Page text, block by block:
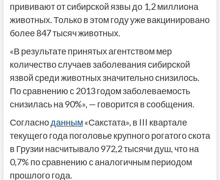
прививают от сибирской язвы до 1,2 миллиона
животных. Только в этом году уже вакцинировано
более 847 тысяч животных.
«В результате принятых агентством мер
количество случаев заболевания сибирской
язвой среди животных значительно снизилось.
По сравнению с 2013 годом заболеваемость
снизилась на 90%», — говорится в сообщения.
Согласноданным«Сакстата», в III квартале
текущего года поголовье крупного рогатого скота
в Грузии насчитывало 972,2 тысячи душ, что на
0,7% по сравнению с аналогичным периодом
прошлого года.